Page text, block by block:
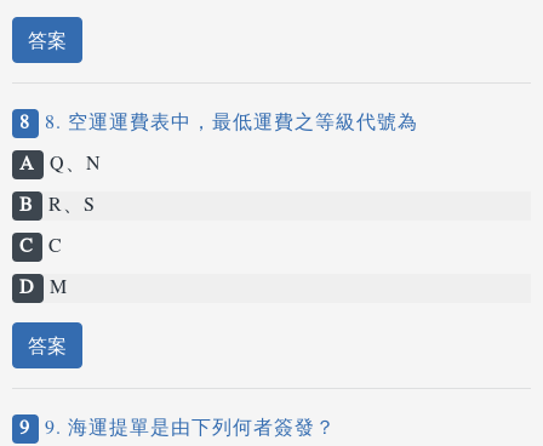
答案
8 8. 空運運費表中，最低運費之等級代號為
A Q、N
B R、S
C C
D M
答案
9 9. 海運提單是由下列何者簽發？